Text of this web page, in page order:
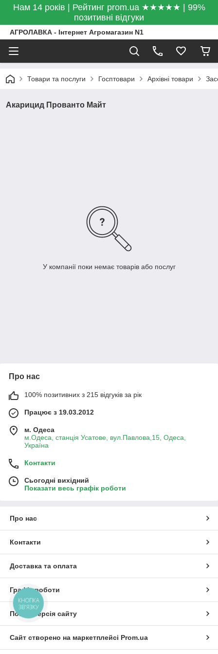
Нам 14 років | Рейтинг prom.ua ★★★★★ | 99%
позитивні відгуки
АГРОЛАВКА - Інтернет Агромагазин N1
Товари та послуги Госптовари Архівні товари
Акарицид Прованто Майт
У компанії поки немає товарів або послуг
Про нас
100% позитивних з 215 відгуків за рік
Працює з 19.03.2012
м. Одеса
м.Одеса, станція Усатове, вул.Павлова,15, Одеса,
Україна
Контакти
Сьогодні вихідний
Показати весь графік роботи
Про нас
Контакти
Доставка та оплата
Графік роботи
Повна версія сайту
Сайт створено на маркетплейсі Prom.ua
КНОПКА
ЗВ'ЯЗКУ